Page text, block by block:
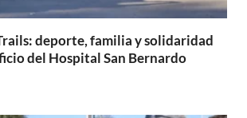
deporte, familia y solidaridad
del Hospital San Bernardo